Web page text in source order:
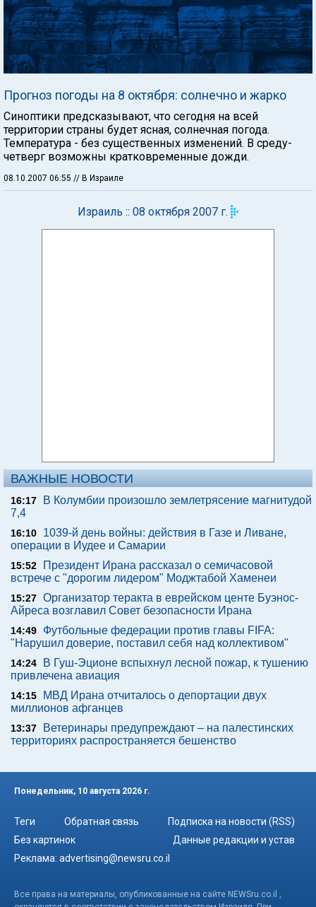
Прогноз погоды на 8 октября: солнечно и жарко
Синоптики предсказывают, что сегодня на всей
территории страны будет ясная, солнечная погода.
Температура - без существенных изменений. В среду-
четверг возможны кратковременные дожди.
08.10.2007 06:55 // В Израиле
Израиль :: 08 октября 2007 г.
ВАЖНЫЕ НОВОСТИ
16:17
В Колумбии произошло землетрясение магнитудой
7,4
16:10
1039-й день войны: действия в Газе и Ливане,
операции в Иудее и Самарии
15:52
Президент Ирана рассказал о семичасовой
встрече с "дорогим лидером" Моджтабой Хаменеи
15:27 Организатор теракта в еврейском центе Буэнос-
Айреса возглавил Совет безопасности Ирана
14:49
Футбольные федерации против главы FIFA:
"Нарушил доверие, поставил себя над коллективом"
14:24
В Гуш-Эционе вспыхнул лесной пожар, к тушению
привлечена авиация
14:15
МВД Ирана отчиталось о депортации двух
миллионов афганцев
13:37
Ветеринары предупреждают – на палестинских
территориях распространяется бешенство
Понедельник, 10 августа 2026 г.
Теги Обратная связь
Подписка на новости (RSS)
Без картинок
Данные редакции и устав
Реклама: advertising@newsru.co.il
Все права на материалы, опубликованные на сайте NEWSru.co.il ,